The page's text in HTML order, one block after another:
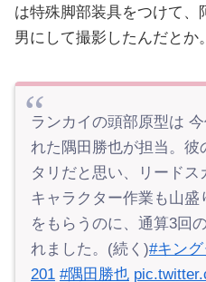
は特殊脚部装具をつけて、
男にして撮影したんだとか。
ランカイの頭部原型は
れた隅田勝也が担当。彼
タリだと思い、リード
キャラクター作業も山盛
をもらうのに、通算3回
れました。(続く)#キング
201 #隅田勝也